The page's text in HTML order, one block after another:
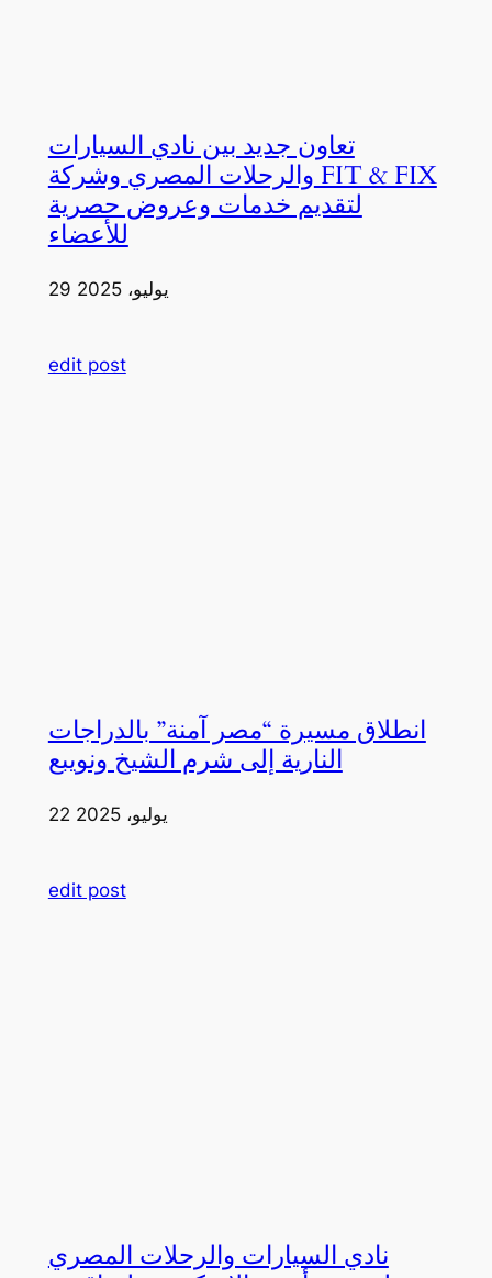
تعاون جديد بين نادي السيارات
والرحلات المصري وشركة FIT & FIX
لتقديم خدمات وعروض حصرية
للأعضاء
29 يوليو، 2025
edit post
انطلاق مسيرة “مصر آمنة” بالدراجات
النارية إلى شرم الشيخ ونويبع
22 يوليو، 2025
edit post
نادي السيارات والرحلات المصري